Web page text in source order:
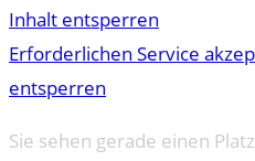
Inhalt entsperren
Erforderlichen Service
entsperren
Sie sehen gerade einen